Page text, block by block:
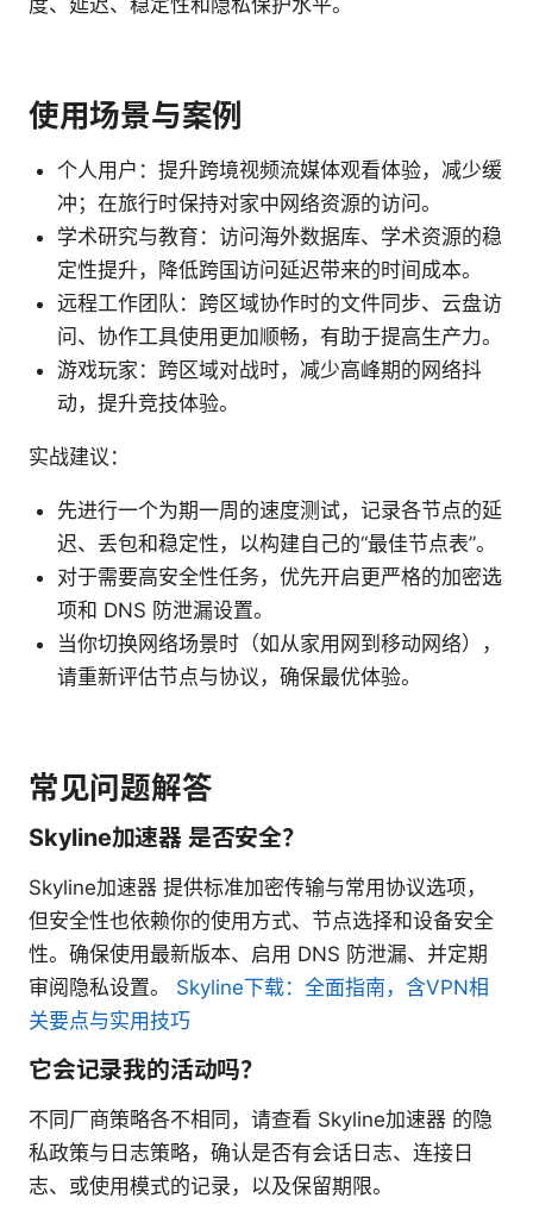
度、延迟、稳定性和隐私保护水平。
使用场景与案例
个人用户：提升跨境视频流媒体观看体验，减少缓
冲；在旅行时保持对家中网络资源的访问。
学术研究与教育：访问海外数据库、学术资源的稳
定性提升，降低跨国访问延迟带来的时间成本。
远程工作团队：跨区域协作时的文件同步、云盘访
问、协作工具使用更加顺畅，有助于提高生产力。
游戏玩家：跨区域对战时，减少高峰期的网络抖
动，提升竞技体验。
实战建议：
先进行一个为期一周的速度测试，记录各节点的延
迟、丢包和稳定性，以构建自己的“最佳节点表”。
对于需要高安全性任务，优先开启更严格的加密选
项和 DNS 防泄漏设置。
当你切换网络场景时（如从家用网到移动网络），
请重新评估节点与协议，确保最优体验。
常见问题解答
Skyline加速器 是否安全？
Skyline加速器 提供标准加密传输与常用协议选项，
但安全性也依赖你的使用方式、节点选择和设备安全
性。确保使用最新版本、启用 DNS 防泄漏、并定期
审阅隐私设置。 Skyline下载：全面指南，含VPN相
关要点与实用技巧
它会记录我的活动吗？
不同厂商策略各不相同，请查看 Skyline加速器 的隐
私政策与日志策略，确认是否有会话日志、连接日
志、或使用模式的记录，以及保留期限。